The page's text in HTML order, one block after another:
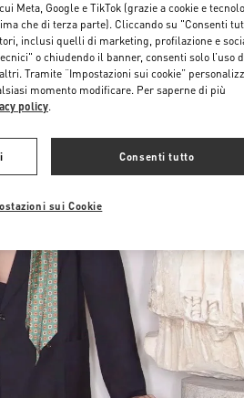
Meta, Google e TikTok (grazie a cookie e
che di terza parte). Cliccando su "Consenti
inclusi quelli di marketing, profilazione e
o chiudendo il banner, consenti solo l’uso
Tramite “Impostazioni sui cookie”
momento modificare. Per saperne di più
policy.
Consenti tutto
sui Cookie